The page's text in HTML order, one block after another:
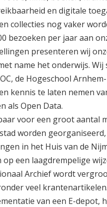
en digitale
collecties nog vaker
bezoeken per jaar aan
presenteren wij
name het onderwijs.
de Hogeschool
kennis te laten nemen
als Open Data.
voor een groot aantal
worden georganiseerd,
in het Huis van de
een laagdrempelige
Archief wordt
veel
van een E-depot,